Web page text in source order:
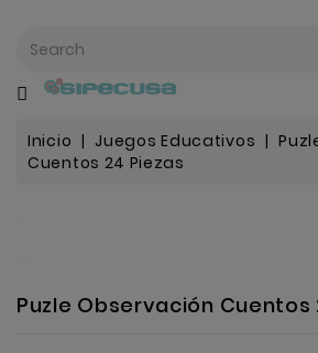
Mochilas
Escolar
Inicio Juegos Educativos
Cuentos 24 Piezas
Puzle Observación Cuentos